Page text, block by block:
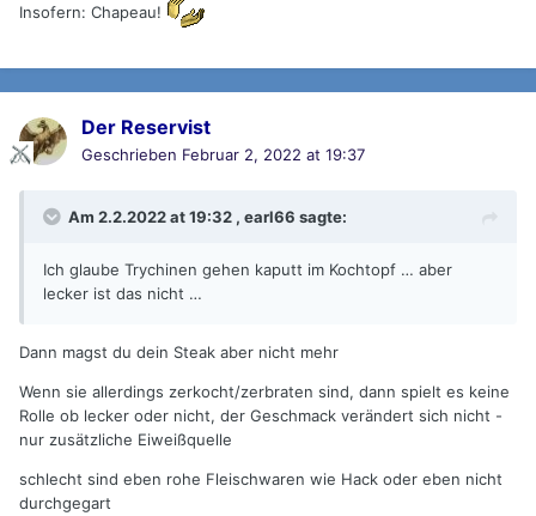
Insofern: Chapeau!
Der Reservist
Geschrieben Februar 2, 2022 at 19:37
Am 2.2.2022 at 19:32 , earl66 sagte:
Ich glaube Trychinen gehen kaputt im Kochtopf … aber
lecker ist das nicht …
Dann magst du dein Steak aber nicht mehr
Wenn sie allerdings zerkocht/zerbraten sind, dann spielt es keine
Rolle ob lecker oder nicht, der Geschmack verändert sich nicht -
nur zusätzliche Eiweißquelle
schlecht sind eben rohe Fleischwaren wie Hack oder eben nicht
durchgegart